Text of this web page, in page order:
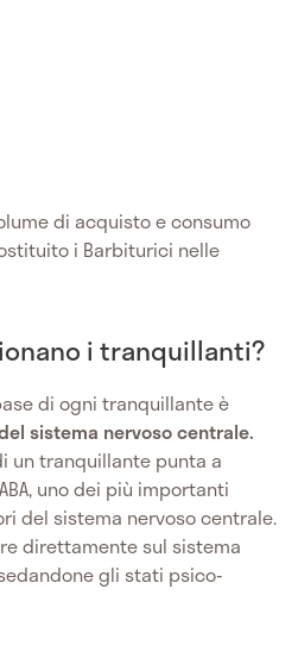
di acquisto e consumo
i Barbiturici nelle
i tranquillanti?
di ogni tranquillante è
sistema nervoso centrale.
un tranquillante punta a
uno dei più importanti
del sistema nervoso centrale.
direttamente sul sistema
gli stati psico-